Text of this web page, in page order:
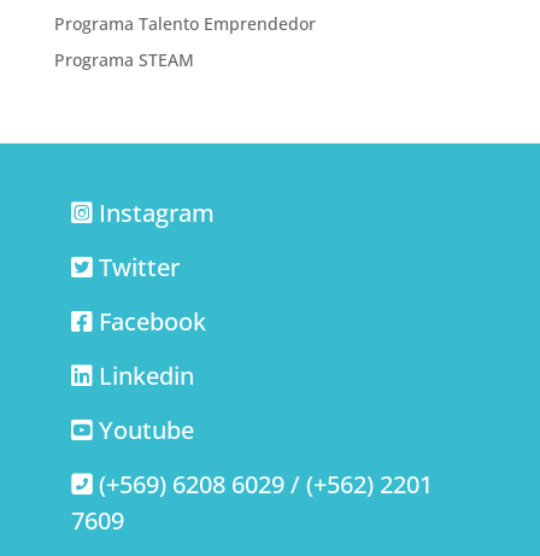
Programa Talento Emprendedor
Programa STEAM
Instagram
Twitter
Facebook
Linkedin
Youtube
(+569) 6208 6029 / (+562) 2201
7609